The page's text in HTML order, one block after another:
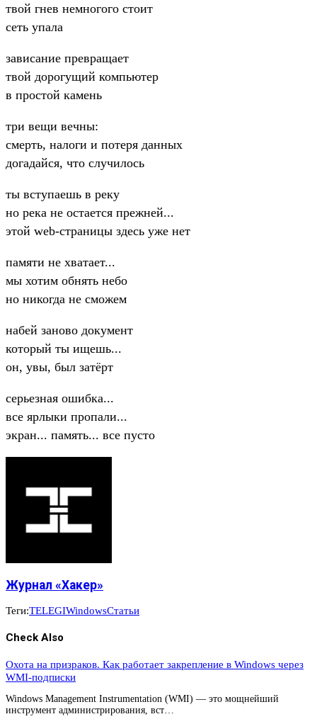
твой гнев немногого стоит
сеть упала
зависание превращает
твой дорогущий компьютер
в простой камень
три вещи вечны:
смерть, налоги и потеря данных
догадайся, что случилось
ты вступаешь в реку
но река не остается прежней...
этой web-страницы здесь уже нет
памяти не хватает...
мы хотим обнять небо
но никогда не сможем
набей заново документ
который ты ищешь...
он, увы, был затёрт
серьезная ошибка...
все ярлыки пропали...
экран... память... все пусто
Журнал «Хакер»
Теги:TELEGIWindowsСтатьи
Check Also
Охота на призраков. Как работает закрепление в Windows через
WMI-подписки
Windows Management Instrumentation (WMI) — это мощнейший
инструмент администрирования, вст…